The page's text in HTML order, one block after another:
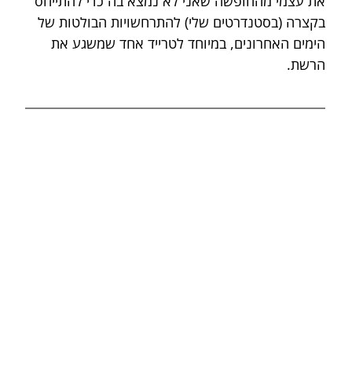
בקצרה (בסטנדרטים שלי) להתרחשויות הבולטות של
הימים האחרונים, במיוחד לטרייד אחד שמשגע את
הרשת.